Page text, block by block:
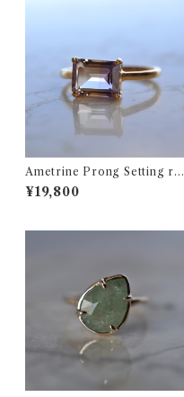
Ametrine Prong Setting rin
g アメトリン リング
¥19,800